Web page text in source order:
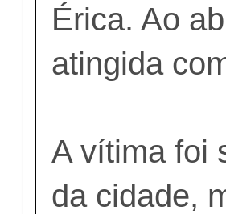
Érica. Ao
atingida
A vítima foi
da cidade,